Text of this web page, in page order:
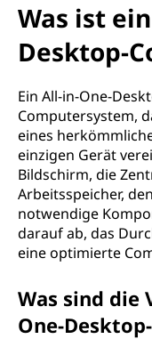
O
A
O
Was ist
Desktop-
Ein All-in-One-
Computersystem,
eines
einzigen Gerät
Bildschirm, die
Arbeitsspeicher,
notwendige
darauf ab, das
eine optimierte
Was sind die
One-